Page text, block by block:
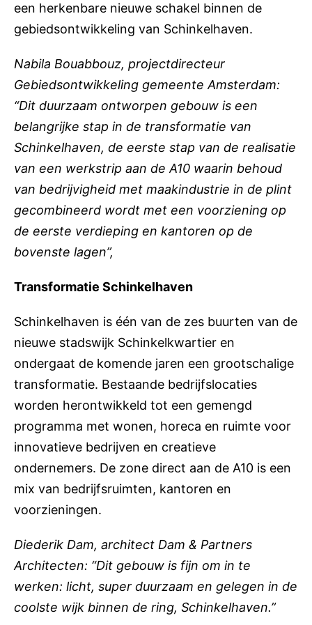
een herkenbare nieuwe schakel binnen de
gebiedsontwikkeling van Schinkelhaven.
Nabila Bouabbouz, projectdirecteur
Gebiedsontwikkeling gemeente Amsterdam:
“Dit duurzaam ontworpen gebouw is een
belangrijke stap in de transformatie van
Schinkelhaven, de eerste stap van de realisatie
van een werkstrip aan de A10 waarin behoud
van bedrijvigheid met maakindustrie in de plint
gecombineerd wordt met een voorziening op
de eerste verdieping en kantoren op de
bovenste lagen”,
Transformatie Schinkelhaven
Schinkelhaven is één van de zes buurten van de
nieuwe stadswijk Schinkelkwartier en
ondergaat de komende jaren een grootschalige
transformatie. Bestaande bedrijfslocaties
worden herontwikkeld tot een gemengd
programma met wonen, horeca en ruimte voor
innovatieve bedrijven en creatieve
ondernemers. De zone direct aan de A10 is een
mix van bedrijfsruimten, kantoren en
voorzieningen.
Diederik Dam, architect Dam & Partners
Architecten: “Dit gebouw is fijn om in te
werken: licht, super duurzaam en gelegen in de
coolste wijk binnen de ring, Schinkelhaven.”